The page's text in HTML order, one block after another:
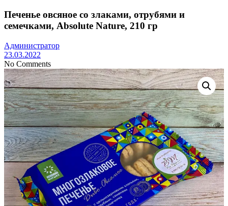
Печенье овсяное со злаками, отрубями и
семечками, Absolute Nature, 210 гр
Администратор
23.03.2022
No Comments